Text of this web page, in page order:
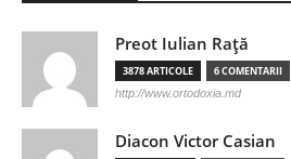
Preot Iulian Raţă
3878 ARTICOLE 6 COMENTARII
http://www.ortodoxia.md
Diacon Victor Casian